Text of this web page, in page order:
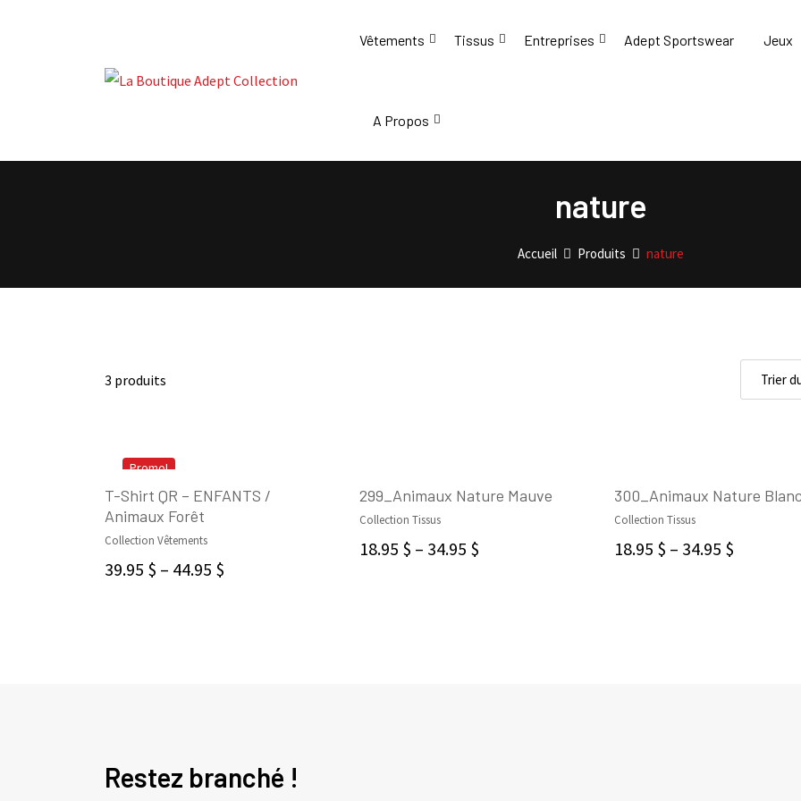
Vêtements Tissus Entreprises Adept Sportswear Jeux
A Propos
nature
Accueil Produits nature
3 produits
Promo!
SELECT OPTIONS
T-Shirt QR – ENFANTS /
Animaux Forêt
Collection Vêtements
39.95 $ – 44.95 $
299_Animaux Nature Mauve
Collection Tissus
18.95 $ – 34.95 $
300_Animaux Nature
Collection Tissus
18.95 $ – 34.95 $
Restez branché !